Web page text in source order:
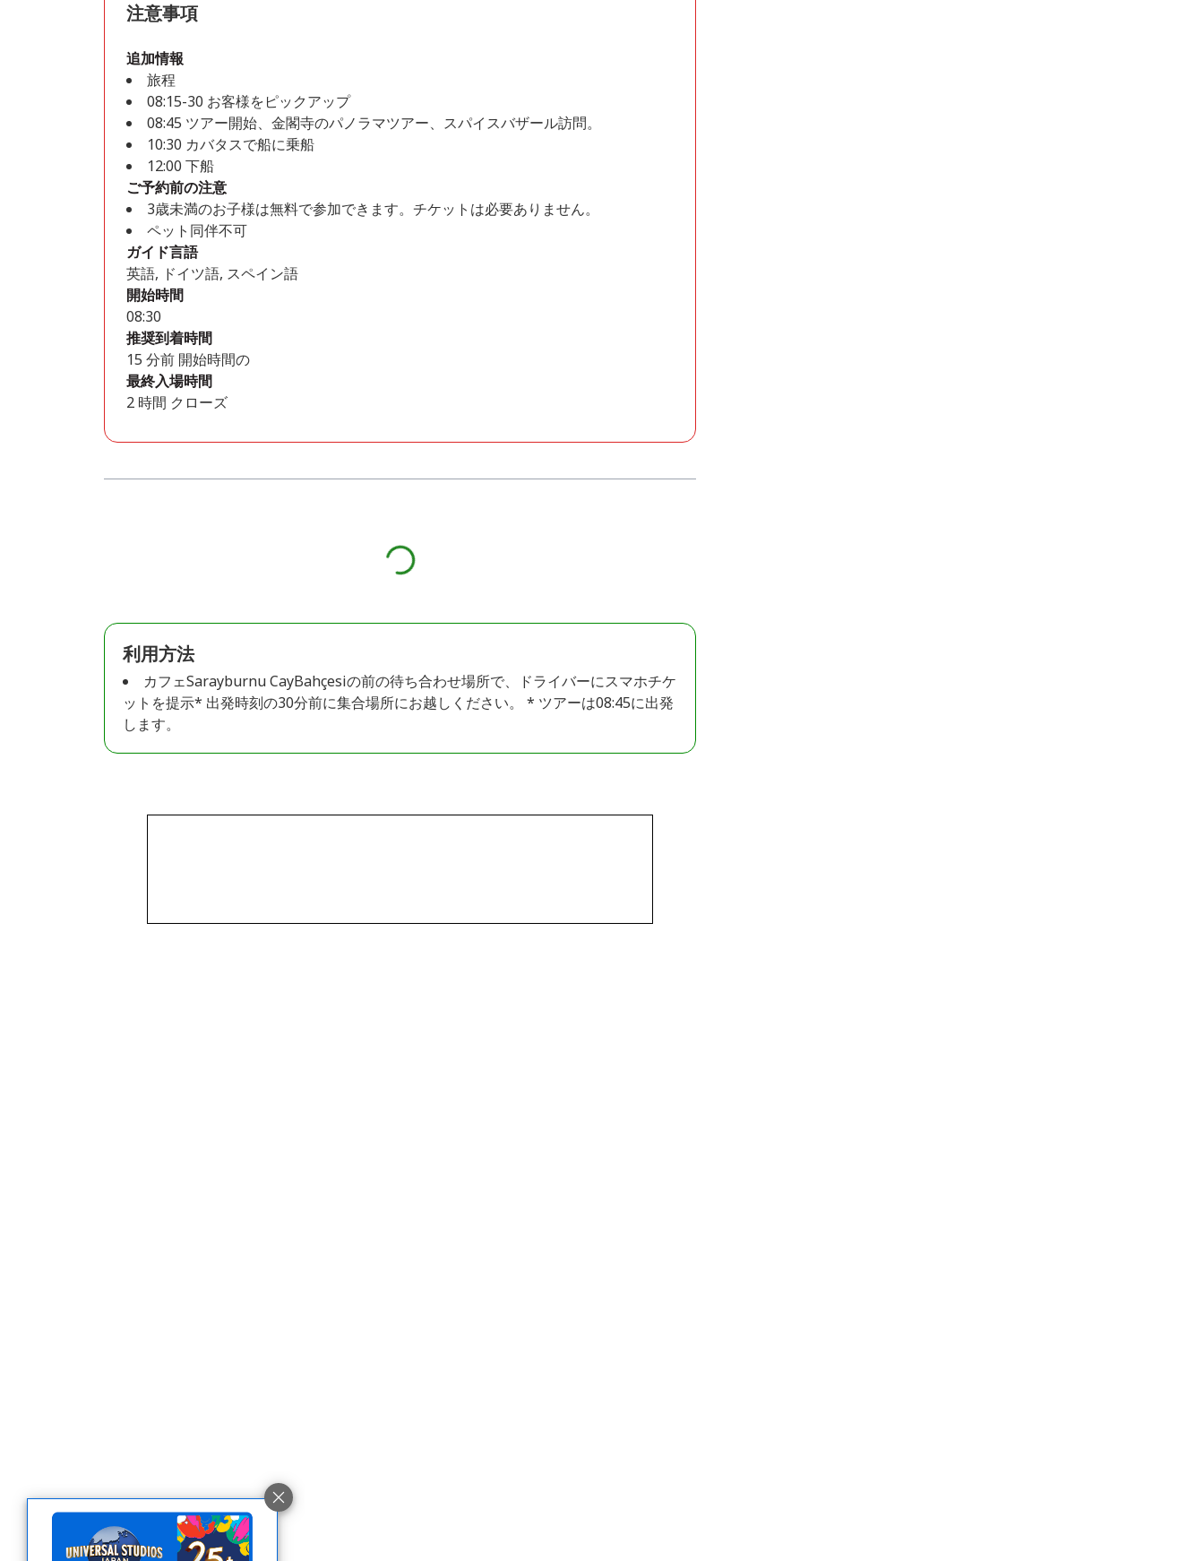
注意事項
追加情報
旅程
08:15-30 お客様をピックアップ
08:45 ツアー開始、金閣寺のパノラマツアー、スパイスバザール訪問。
10:30 カバタスで船に乗船
12:00 下船
ご予約前の注意
3歳未満のお子様は無料で参加できます。チケットは必要ありません。
ペット同伴不可
ガイド言語
英語, ドイツ語, スペイン語
開始時間
08:30
推奨到着時間
15 分前 開始時間の
最終入場時間
2 時間 クローズ
利用方法
カフェSarayburnu CayBahçesiの前の待ち合わせ場所で、ドライバーにスマホチケ
ットを提示* 出発時刻の30分前に集合場所にお越しください。 * ツアーは08:45に出発
します。